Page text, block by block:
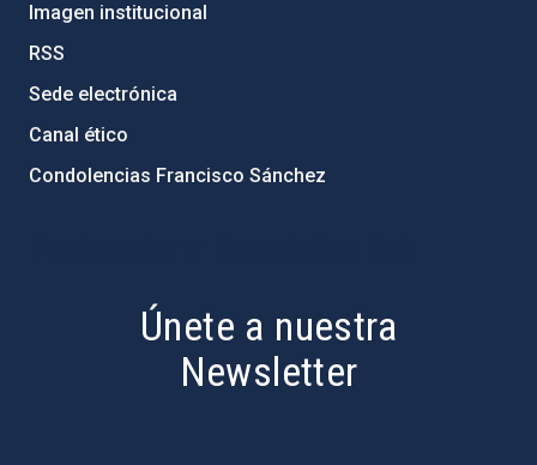
Imagen institucional
RSS
Sede electrónica
Canal ético
Condolencias Francisco Sánchez
Únete a nuestra
Newsletter